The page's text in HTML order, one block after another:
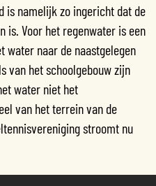
is namelijk zo ingericht dat de
is. Voor het regenwater is een
water naar de naastgelegen
van het schoolgebouw zijn
water niet het
van het terrein van de
stroomt nu